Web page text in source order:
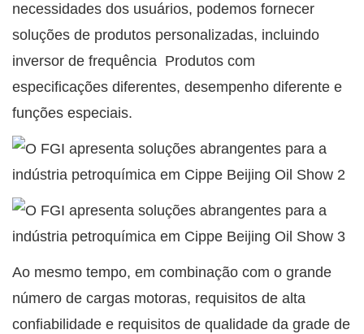
necessidades dos usuários, podemos fornecer
soluções de produtos personalizadas, incluindo
inversor de frequência Produtos com
especificações diferentes, desempenho diferente e
funções especiais.
Ao mesmo tempo, em combinação com o grande
número de cargas motoras, requisitos de alta
confiabilidade e requisitos de qualidade da grade de